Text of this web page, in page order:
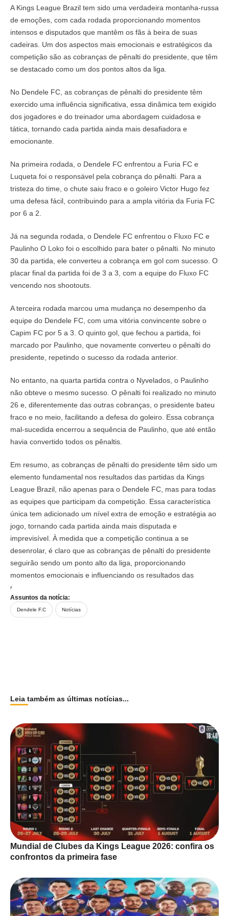
A Kings League Brazil tem sido uma verdadeira montanha-russa
de emoções, com cada rodada proporcionando momentos
intensos e disputados que mantêm os fãs à beira de suas
cadeiras. Um dos aspectos mais emocionais e estratégicos da
competição são as cobranças de pênalti do presidente, que têm
se destacado como um dos pontos altos da liga.
No Dendele FC, as cobranças de pênalti do presidente têm
exercido uma influência significativa, essa dinâmica tem exigido
dos jogadores e do treinador uma abordagem cuidadosa e
tática, tornando cada partida ainda mais desafiadora e
emocionante.
Na primeira rodada, o Dendele FC enfrentou a Furia FC e
Luqueta foi o responsável pela cobrança do pênalti. Para a
tristeza do time, o chute saiu fraco e o goleiro Victor Hugo fez
uma defesa fácil, contribuindo para a ampla vitória da Furia FC
por 6 a 2.
Já na segunda rodada, o Dendele FC enfrentou o Fluxo FC e
Paulinho O Loko foi o escolhido para bater o pênalti. No minuto
30 da partida, ele converteu a cobrança em gol com sucesso. O
placar final da partida foi de 3 a 3, com a equipe do Fluxo FC
vencendo nos shootouts.
A terceira rodada marcou uma mudança no desempenho da
equipe do Dendele FC, com uma vitória convincente sobre o
Capim FC por 5 a 3. O quinto gol, que fechou a partida, foi
marcado por Paulinho, que novamente converteu o pênalti do
presidente, repetindo o sucesso da rodada anterior.
No entanto, na quarta partida contra o Nyvelados, o Paulinho
não obteve o mesmo sucesso. O pênalti foi realizado no minuto
26 e, diferentemente das outras cobranças, o presidente bateu
fraco e no meio, facilitando a defesa do goleiro. Essa cobrança
mal-sucedida encerrou a sequência de Paulinho, que até então
havia convertido todos os pênaltis.
Em resumo, as cobranças de pênalti do presidente têm sido um
elemento fundamental nos resultados das partidas da Kings
League Brazil, não apenas para o Dendele FC, mas para todas
as equipes que participam da competição. Essa característica
única tem adicionado um nível extra de emoção e estratégia ao
jogo, tornando cada partida ainda mais disputada e
imprevisível. À medida que a competição continua a se
desenrolar, é claro que as cobranças de pênalti do presidente
seguirão sendo um ponto alto da liga, proporcionando
momentos emocionais e influenciando os resultados das
partidas de maneira significativa.
Assuntos da notícia:
Dendele F.C Notícias
Leia também as últimas notícias...
Mundial de Clubes da Kings League 2026: confira os
confrontos da primeira fase